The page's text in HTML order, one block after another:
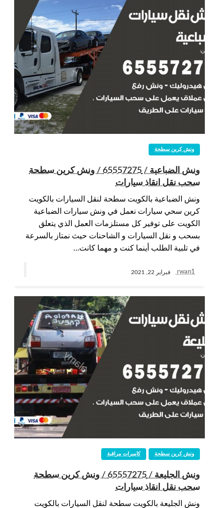
ونش كرين سطحة
ونش الضباعية / 65557275 / ونش كرين سطحة
سحب نقل انقاذ سيارات
ونش الضباعية بالكويت سطحة لنقل السيارات بالكويت
كرين سحي سيارات نعمل في ونش سيارات الضباعية
الكويت على توفير كل مستلزمات العمل الذي يتعلق
بسحب و نقل السيارات و الشاحنات حيث نمتاز بالسرعة
في تلبية الطلب أينما كنت و مهما كانت…
rwan1 فبراير 22, 2021
كاميرات مراقبة ونش كرين سطحة
ونش الجليعة / 65557275 / ونش كرين سطحة
سحب نقل انقاذ سيارات
ونش الجليعة بالكويت سطحة لنقل السيارات بالكويت